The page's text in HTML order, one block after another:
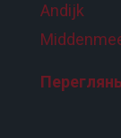
Andijk